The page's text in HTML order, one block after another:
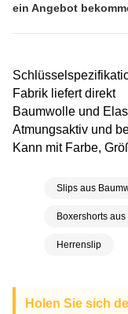
ein Angebot
Fabrik liefert direkt
Baumwolle und
Atmungsaktiv und
Kann mit Farbe,
Slips aus
Boxershorts
Herrenslip
Holen Sie sich